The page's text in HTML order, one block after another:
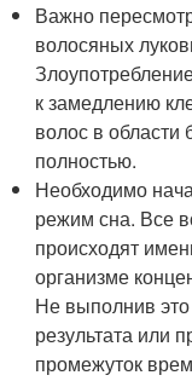
Важно
волосяных
к замедлению
волос в области
полностью.
Необходимо
режим сна. Все
происходят
организме
Не выполнив
результата или
промежуток